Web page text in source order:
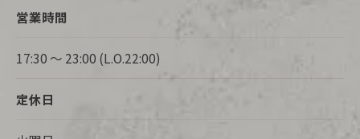
営業時間
17:30 〜 23:00 (L.O.22:00)
定休日